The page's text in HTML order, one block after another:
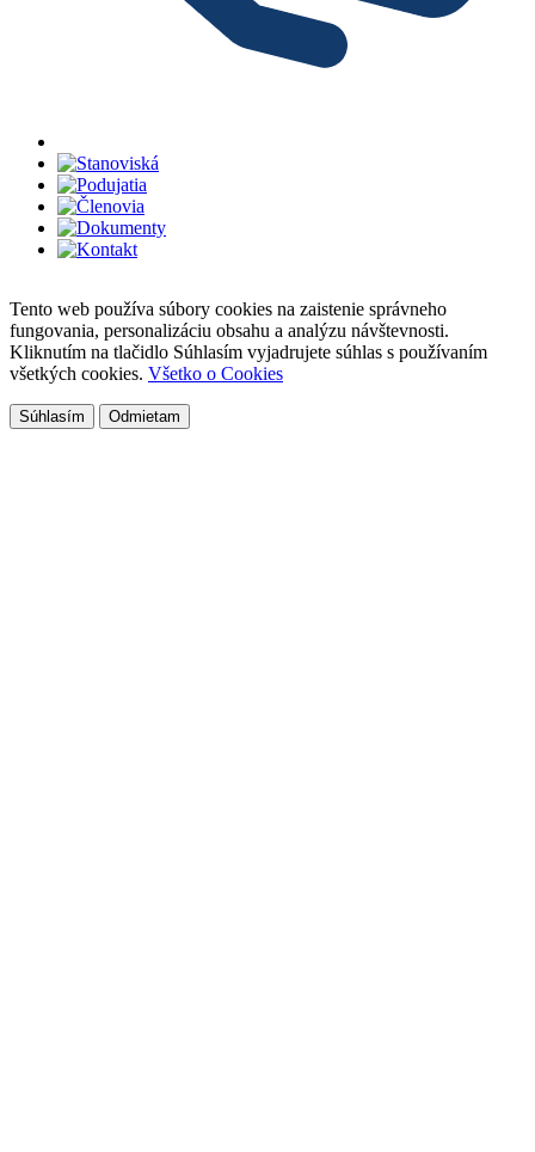
Tento web používa súbory cookies na zaistenie správneho
fungovania, personalizáciu obsahu a analýzu návštevnosti.
Kliknutím na tlačidlo Súhlasím vyjadrujete súhlas s používaním
všetkých cookies. Všetko o Cookies
Súhlasím Odmietam